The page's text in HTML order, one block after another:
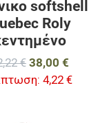
softshell
Roly
€ 38,00 €
4,22 €